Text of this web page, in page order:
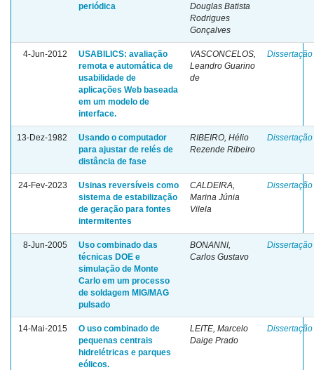
periódica
Douglas Batista
Rodrigues
Gonçalves
4-Jun-2012
USABILICS: avaliação
remota e automática de
usabilidade de
aplicações Web baseada
em um modelo de
interface.
VASCONCELOS,
Leandro Guarino
de
Dissertação
13-Dez-1982
Usando o computador
para ajustar de relés de
distância de fase
RIBEIRO, Hélio
Rezende Ribeiro
Dissertação
24-Fev-2023
Usinas reversíveis como
sistema de estabilização
de geração para fontes
intermitentes
CALDEIRA,
Marina Júnia
Vilela
Dissertação
8-Jun-2005
Uso combinado das
técnicas DOE e
simulação de Monte
Carlo em um processo
de soldagem MIG/MAG
pulsado
BONANNI,
Carlos Gustavo
Dissertação
14-Mai-2015
O uso combinado de
pequenas centrais
hidrelétricas e parques
eólicos.
LEITE, Marcelo
Daige Prado
Dissertação